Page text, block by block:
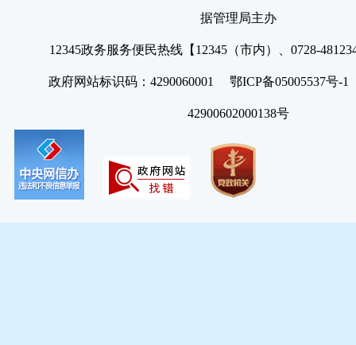
据管理局主办
12345政务服务便民热线【12345（市内）、0728-
政府网站标识码：4290060001 鄂ICP备05005537号
42900602000138号